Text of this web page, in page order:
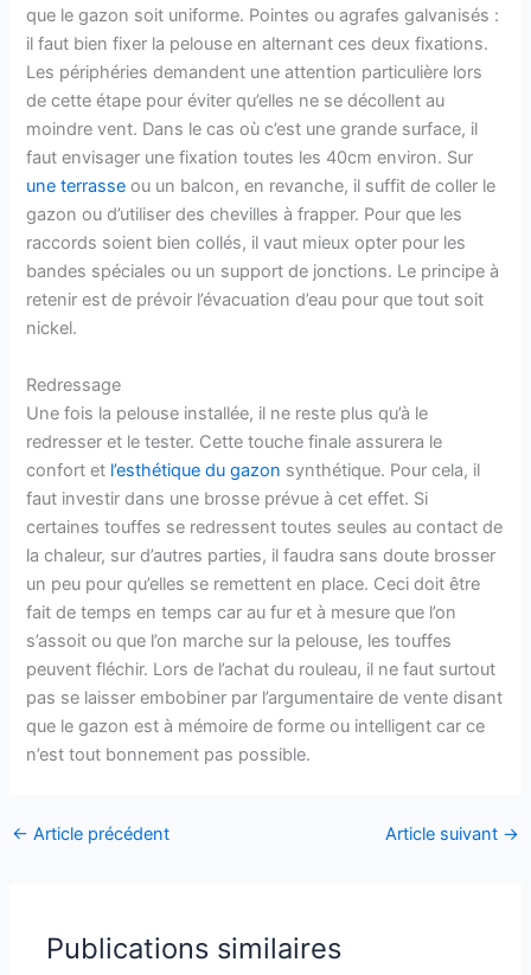
que le gazon soit uniforme. Pointes ou agrafes galvanisés :
il faut bien fixer la pelouse en alternant ces deux fixations.
Les périphéries demandent une attention particulière lors
de cette étape pour éviter qu’elles ne se décollent au
moindre vent. Dans le cas où c’est une grande surface, il
faut envisager une fixation toutes les 40cm environ. Sur
une terrasse ou un balcon, en revanche, il suffit de coller le
gazon ou d’utiliser des chevilles à frapper. Pour que les
raccords soient bien collés, il vaut mieux opter pour les
bandes spéciales ou un support de jonctions. Le principe à
retenir est de prévoir l’évacuation d’eau pour que tout soit
nickel.
Redressage
Une fois la pelouse installée, il ne reste plus qu’à le
redresser et le tester. Cette touche finale assurera le
confort et l’esthétique du gazon synthétique. Pour cela, il
faut investir dans une brosse prévue à cet effet. Si
certaines touffes se redressent toutes seules au contact de
la chaleur, sur d’autres parties, il faudra sans doute brosser
un peu pour qu’elles se remettent en place. Ceci doit être
fait de temps en temps car au fur et à mesure que l’on
s’assoit ou que l’on marche sur la pelouse, les touffes
peuvent fléchir. Lors de l’achat du rouleau, il ne faut surtout
pas se laisser embobiner par l’argumentaire de vente disant
que le gazon est à mémoire de forme ou intelligent car ce
n’est tout bonnement pas possible.
← Article précédent Article suivant →
Publications similaires